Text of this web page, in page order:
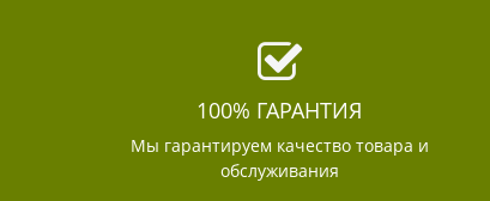
100% ГАРАНТИЯ
Мы гарантируем качество товара и
обслуживания